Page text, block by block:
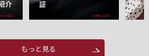
介
証
合
もっと見る